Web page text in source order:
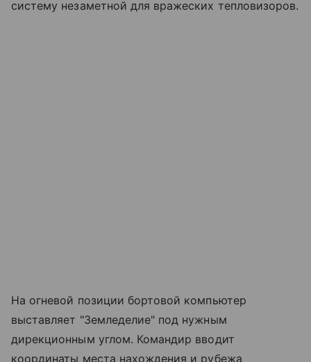
систему незаметной для вражеских тепловизоров.
На огневой позиции бортовой компьютер
выставляет "Земледелие" под нужным
дирекционным углом. Командир вводит
координаты места нахождения и рубежа